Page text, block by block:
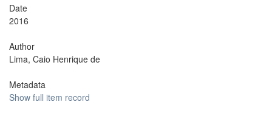
Date
2016
Author
Lima, Caio Henrique de
Metadata
Show full item record